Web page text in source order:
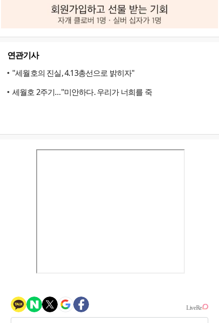
연관기사
"세월호의 진실, 4.13총선으로 밝히자"
세월호 2주기…"미안하다. 우리가 너희를 죽